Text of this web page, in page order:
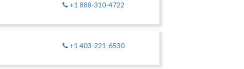
+1 888-310-4722
+1 403-221-6530